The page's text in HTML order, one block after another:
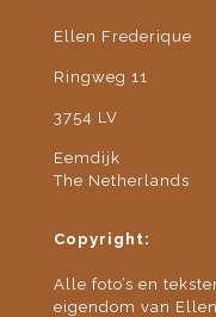
Ellen Frederique
Ringweg 11
3754 LV
Eemdijk
The Netherlands
Copyright:
Alle foto’s en
eigendom van